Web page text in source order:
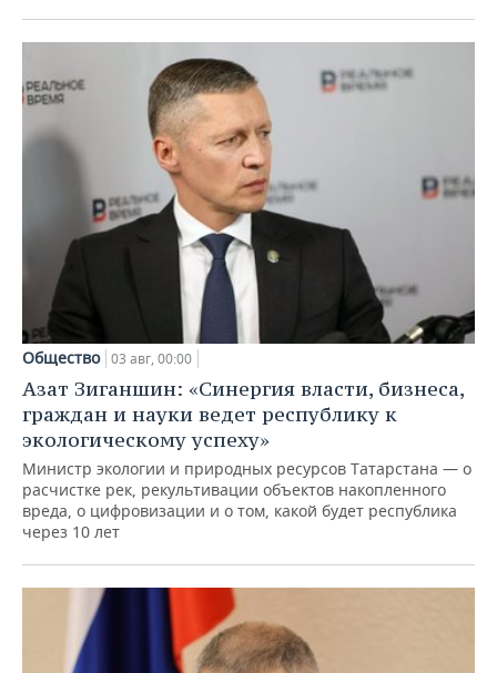
Общество 03 авг, 00:00
Азат Зиганшин: «Синергия власти, бизнеса,
граждан и науки ведет республику к
экологическому успеху»
Министр экологии и природных ресурсов Татарстана — о
расчистке рек, рекультивации объектов накопленного
вреда, о цифровизации и о том, какой будет республика
через 10 лет